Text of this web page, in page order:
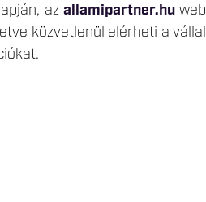
az allamipartner.hu
közvetlenül elérheti a